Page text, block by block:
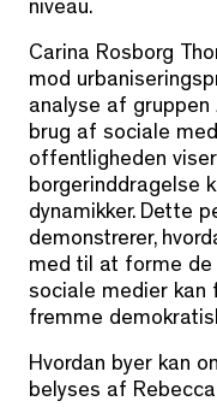
niveau.
Carina Rosborg
mod
analyse af gruppen
brug af sociale
offentligheden
borgerinddragelse
dynamikker. Dette
demonstrerer,
med til at forme de
sociale medier kan
fremme
Hvordan byer kan
belyses af